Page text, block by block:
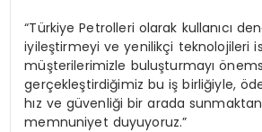
“Türkiye Petrolleri olarak kullanıcı
iyileştirmeyi ve yenilikçi teknolojileri
müşterilerimizle buluşturmayı
gerçekleştirdiğimiz bu iş birliğiyle,
hız ve güvenliği bir arada
memnuniyet duyuyoruz.”